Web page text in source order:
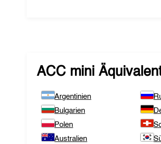
ACC mini
Argentinien
Bulgarien
Polen
Australien